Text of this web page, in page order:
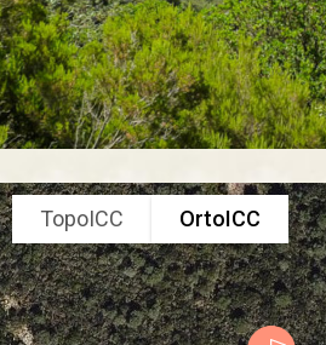
TopoICC OrtoICC